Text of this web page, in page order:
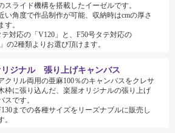
スライド機構を搭載したイーゼルです。
い角度で作品制作が可能、収納時はcmの厚さ
す。
テ対応の「V120」と、F50号タテ対応の
」の2種類よりお選び頂けます。
リジナル 張り上げキャンバス
クリル両用の亜麻100％のキャンバスをクレサ
枠に張り込んだ、楽屋オリジナルの張り上げ
スです。
までの各種サイズをリーズナブルに販売し
。